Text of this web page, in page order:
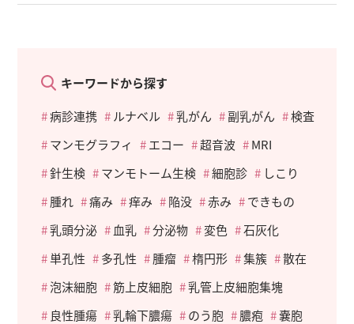
キーワードから探す
病診連携
ルナベル 乳がん 副乳がん
検査
マンモグラフィ
エコー 超音波
MRI
針生検
マンモトーム生検 細胞診
しこり
腫れ
痛み 痒み 陥没 赤み
できもの
乳頭分泌
血乳 分泌物 変色
石灰化
単孔性
多孔性 腫瘤 楕円形 集簇
散在
泡沫細胞
筋上皮細胞
乳管上皮細胞集塊
良性腫瘍
乳輪下膿瘍 のう胞 膿疱
嚢胞